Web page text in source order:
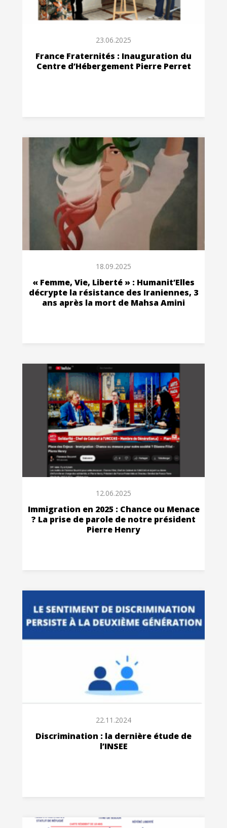
23.06.2025
France Fraternités : Inauguration du
Centre d’Hébergement Pierre Perret
18.09.2025
« Femme, Vie, Liberté » : Humanit’Elles
décrypte la résistance des Iraniennes, 3
ans après la mort de Mahsa Amini
12.06.2025
Immigration en 2025 : Chance ou Menace
? La prise de parole de notre président
Pierre Henry
22.11.2024
Discrimination : la dernière étude de
l’INSEE